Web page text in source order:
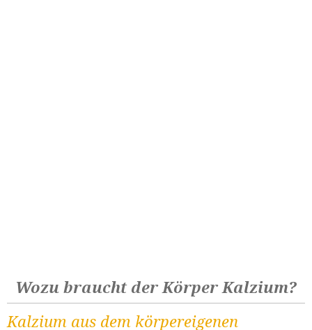
Wozu braucht der Körper Kalzium?
Kalzium aus dem körpereigenen